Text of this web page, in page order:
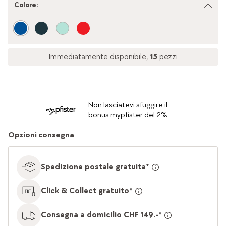
Colore:
Immediatamente disponibile,15 pezzi
Non lasciatevi sfuggire il
bonus mypfister del 2%
Opzioni consegna
Spedizione postale gratuita*
Click & Collect gratuito*
Consegna a domicilio CHF 149.-*